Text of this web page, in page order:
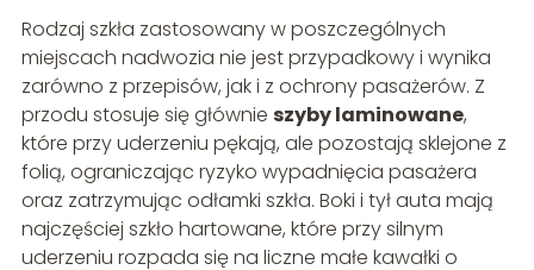
Rodzaj szkła zastosowany w poszczególnych
miejscach nadwozia nie jest przypadkowy i wynika
zarówno z przepisów, jak i z ochrony pasażerów. Z
przodu stosuje się głównie szyby laminowane,
które przy uderzeniu pękają, ale pozostają sklejone z
folią, ograniczając ryzyko wypadnięcia pasażera
oraz zatrzymując odłamki szkła. Boki i tył auta mają
najczęściej szkło hartowane, które przy silnym
uderzeniu rozpada się na liczne małe kawałki o